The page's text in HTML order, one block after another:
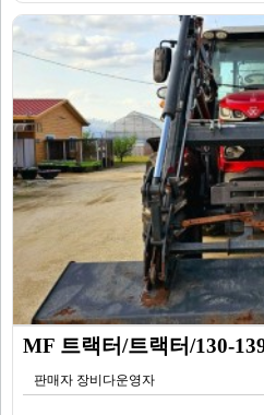
MF 트랙터/트랙터/130-
판매자 장비다운영자